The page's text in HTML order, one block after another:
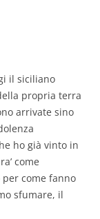
il siciliano
propria terra
arrivate sino
ho già vinto in
come
per come fanno
sfumare, il